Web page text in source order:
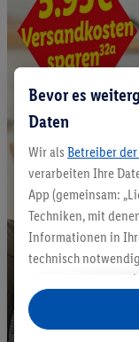
Bevor es
Daten
Wir als Betreiber
verarbeiten Ihre
App (gemeinsam:
Techniken, mit
Informationen in
technisch
auch durch Partner
Verantwortliche; im
insgesamt